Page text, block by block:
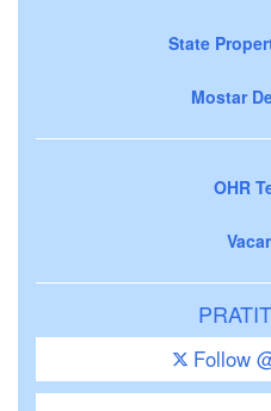
State
Mostar
OHR
Follow